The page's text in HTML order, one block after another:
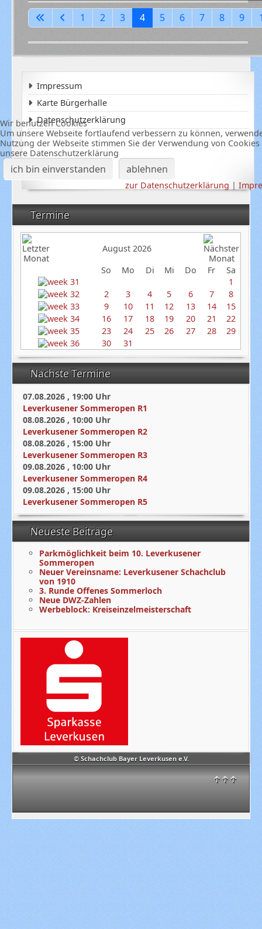
© Schachclub Bayer Leverkusen e.V.
↑↑↑
Termine
August 2026
So
Mo Di Mi Do Fr
Sa
1
2
3 4 5 6 7
8
9
10 11 12 13 14
15
16
17 18 19 20 21
22
23
24 25 26 27 28
29
30
31
Nächste Termine
07.08.2026 , 19:00 Uhr
Leverkusener Sommeropen R1
08.08.2026 , 10:00 Uhr
Leverkusener Sommeropen R2
08.08.2026 , 15:00 Uhr
Leverkusener Sommeropen R3
09.08.2026 , 10:00 Uhr
Leverkusener Sommeropen R4
09.08.2026 , 15:00 Uhr
Leverkusener Sommeropen R5
Neueste Beiträge
Parkmöglichkeit beim 10. Leverkusener
Sommeropen
Neuer Vereinsname: Leverkusener Schachclub
von 1910
3. Runde Offenes Sommerloch
Neue DWZ-Zahlen
Werbeblock: Kreiseinzelmeisterschaft
1 2 3 4 5 6 7 8 9
Impressum
Karte Bürgerhalle
Datenschutzerklärung
Wir benutzen Cookies
Um unsere Webseite fortlaufend verbessern zu können,
Nutzung der Webseite stimmen Sie der Verwendung von
unsere Datenschutzerklärung
ich bin einverstanden ablehnen
zur Datenschutzerklärung |